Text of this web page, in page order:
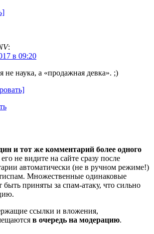
:
в 09:20
не наука, а «продажная девка». ;)
и тот же комментарий более одного
не видите на сайте сразу после
автоматически (не в ручном режиме!)
Множественные одинаковые
приняты за спам-атаку, что сильно
ссылки и вложения,
в очередь на модерацию.